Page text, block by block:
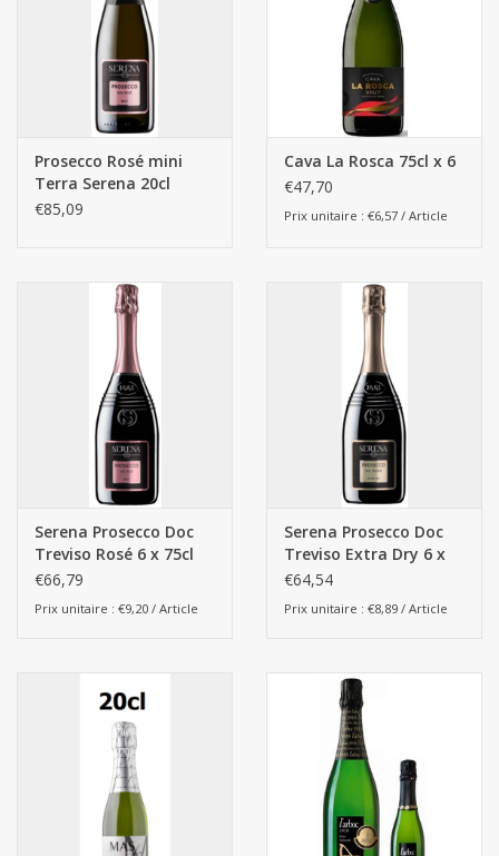
Prosecco Rosé mini
Terra Serena 20cl
24pcs
€85,09
Cava La Rosca 75cl x 6
€47,70
Prix unitaire : €6,57 / Article
Serena Prosecco Doc
Treviso Rosé 6 x 75cl
€66,79
Prix unitaire : €9,20 / Article
Serena Prosecco Doc
Treviso Extra Dry 6 x
75cl
€64,54
Prix unitaire : €8,89 / Article